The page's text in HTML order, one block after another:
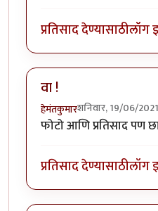
प्रतिसाद देण्यासाठीलॉग
वा !
हेमंतकुमारशनिवार, 19/06/
फोटो आणि प्रतिसाद पण
प्रतिसाद देण्यासाठीलॉग